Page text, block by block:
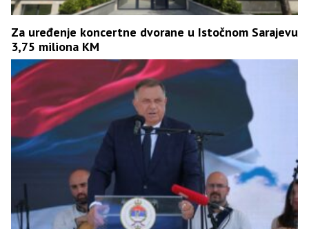
Za uređenje koncertne dvorane u Istočnom Sarajevu
3,75 miliona KM